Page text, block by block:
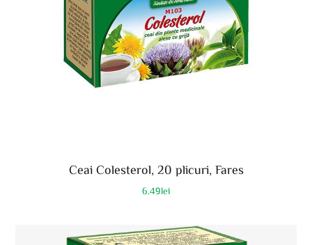
Ceai Colesterol, 20 plicuri, Fares
6.49lei